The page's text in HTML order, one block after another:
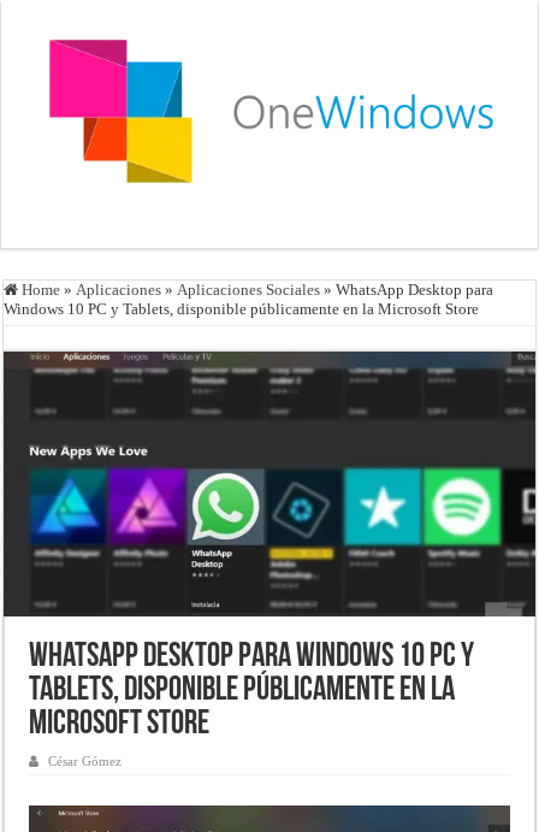
Home » Aplicaciones » Aplicaciones Sociales » WhatsApp Desktop para
Windows 10 PC y Tablets, disponible públicamente en la Microsoft Store
WhatsApp Desktop para Windows 10 PC y
Tablets, disponible públicamente en la
Microsoft Store
César Gómez